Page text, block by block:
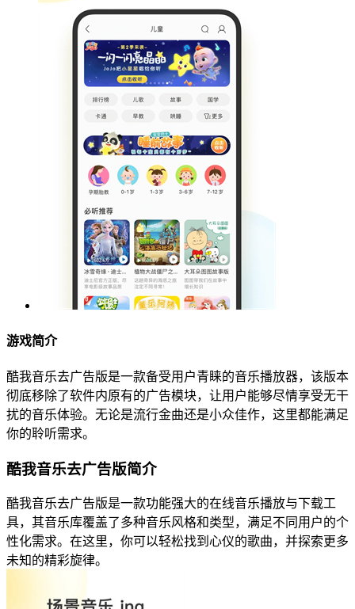
游戏简介
酷我音乐去广告版是一款备受用户青睐的音乐播放器，该版本
彻底移除了软件内原有的广告模块，让用户能够尽情享受无干
扰的音乐体验。无论是流行金曲还是小众佳作，这里都能满足
你的聆听需求。
酷我音乐去广告版简介
酷我音乐去广告版是一款功能强大的在线音乐播放与下载工
具，其音乐库覆盖了多种音乐风格和类型，满足不同用户的个
性化需求。在这里，你可以轻松找到心仪的歌曲，并探索更多
未知的精彩旋律。